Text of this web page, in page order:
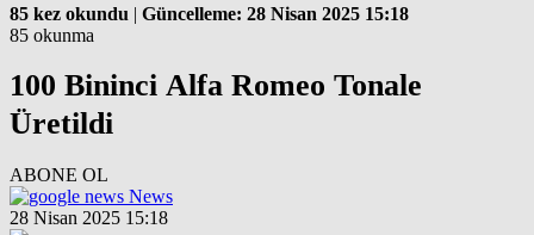
85 kez okundu | Güncelleme: 28 Nisan 2025 15:18
85 okunma
100 Bininci Alfa Romeo Tonale
Üretildi
ABONE OL
News
28 Nisan 2025 15:18